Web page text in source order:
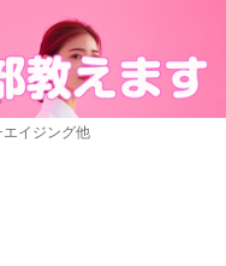
エイジング他